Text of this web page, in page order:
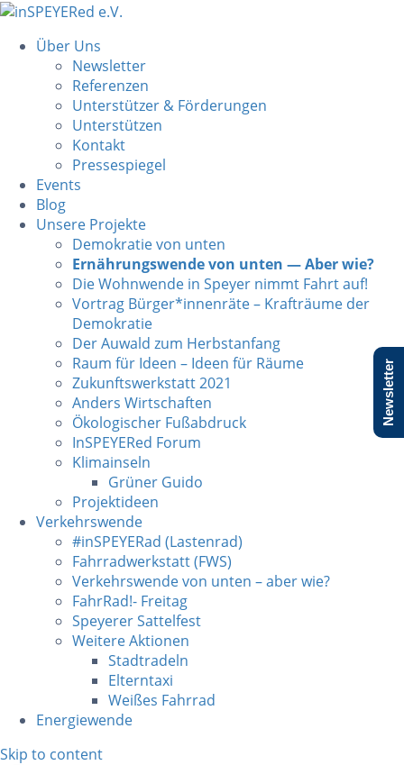
Über Uns
Newsletter
Referenzen
Unterstützer & Förderungen
Unterstützen
Kontakt
Pressespiegel
Events
Blog
Unsere Projekte
Demokratie von unten
Ernährungswende von unten — Aber wie?
Die Wohnwende in Speyer nimmt Fahrt auf!
Vortrag Bürger*innenräte – Krafträume der
Demokratie
Der Auwald zum Herbstanfang
Raum für Ideen – Ideen für Räume
Zukunftswerkstatt 2021
Anders Wirtschaften
Ökologischer Fußabdruck
InSPEYERed Forum
Klimainseln
Grüner Guido
Projektideen
Verkehrswende
#inSPEYERad (Lastenrad)
Fahrradwerkstatt (FWS)
Verkehrswende von unten – aber wie?
FahrRad!- Freitag
Speyerer Sattelfest
Weitere Aktionen
Stadtradeln
Elterntaxi
Weißes Fahrrad
Energiewende
Skip to content
Newsletter